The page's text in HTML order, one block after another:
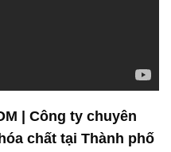
| Công ty chuyên
chất tại Thành phố